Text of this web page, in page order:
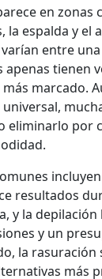
en zonas
la espalda y el
entre
tienen
marcado.
eliminarlo por
resultados
y la depilación
y un
la rasuración
más